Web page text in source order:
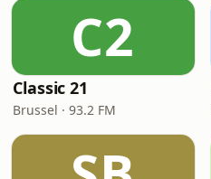
C2
Classic 21
Brussel · 93.2 FM